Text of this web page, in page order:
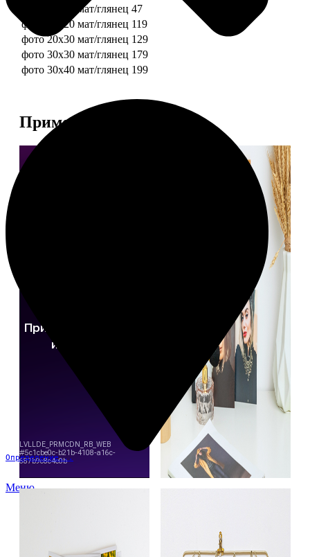
Определение...
Меню
фото 15х20 мат/глянец 47
фото 20х20 мат/глянец 119
фото 20х30 мат/глянец 129
фото 30х30 мат/глянец 179
фото 30х40 мат/глянец 199
Примеры работ